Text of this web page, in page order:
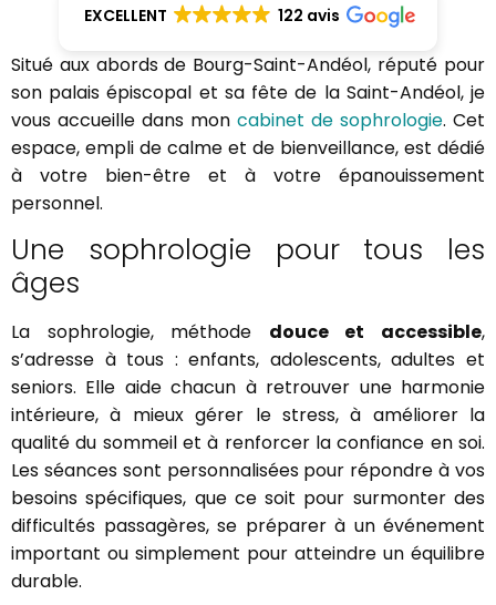
EXCELLENT 122 avis
Situé aux abords de Bourg-Saint-Andéol, réputé pour
son palais épiscopal et sa fête de la Saint-Andéol, je
vous accueille dans mon cabinet de sophrologie. Cet
espace, empli de calme et de bienveillance, est dédié
à votre bien-être et à votre épanouissement
personnel.
Une sophrologie pour tous les
âges
La sophrologie, méthode douce et accessible,
s’adresse à tous : enfants, adolescents, adultes et
seniors. Elle aide chacun à retrouver une harmonie
intérieure, à mieux gérer le stress, à améliorer la
qualité du sommeil et à renforcer la confiance en soi.
Les séances sont personnalisées pour répondre à vos
besoins spécifiques, que ce soit pour surmonter des
difficultés passagères, se préparer à un événement
important ou simplement pour atteindre un équilibre
durable.